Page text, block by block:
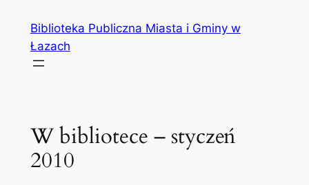
treści
Biblioteka Publiczna Miasta i Gminy w
Łazach
W bibliotece – styczeń
2010